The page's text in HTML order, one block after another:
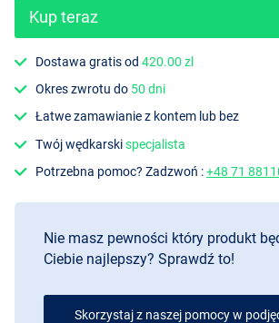
Kup teraz
Dostawa gratis od420.00 zl
Okres zwrotu do 50 dni
Łatwe zamawianie z kontem lub bez
Twój wędkarskispecjalista
Potrzebna pomoc? Zadzwoń :+48 71
Nie masz pewności który produkt
Ciebie najlepszy? Sprawdź to!
Skorzystaj z naszej pomocy w